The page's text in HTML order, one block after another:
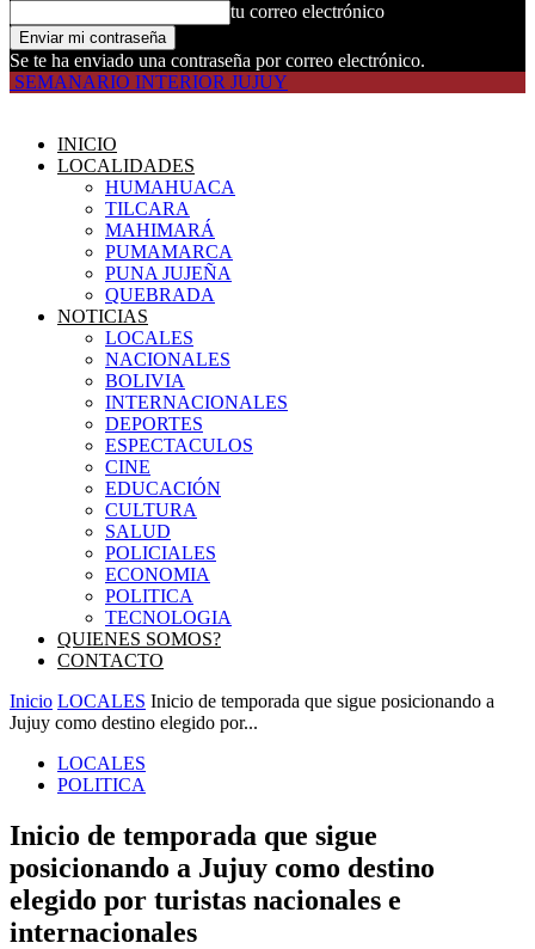
tu correo electrónico
Se te ha enviado una contraseña por correo electrónico.
SEMANARIO INTERIOR JUJUY
INICIO
LOCALIDADES
HUMAHUACA
TILCARA
MAHIMARÁ
PUMAMARCA
PUNA JUJEÑA
QUEBRADA
NOTICIAS
LOCALES
NACIONALES
BOLIVIA
INTERNACIONALES
DEPORTES
ESPECTACULOS
CINE
EDUCACIÓN
CULTURA
SALUD
POLICIALES
ECONOMIA
POLITICA
TECNOLOGIA
QUIENES SOMOS?
CONTACTO
Inicio LOCALES Inicio de temporada que sigue posicionando a
Jujuy como destino elegido por...
LOCALES
POLITICA
Inicio de temporada que sigue
posicionando a Jujuy como destino
elegido por turistas nacionales e
internacionales